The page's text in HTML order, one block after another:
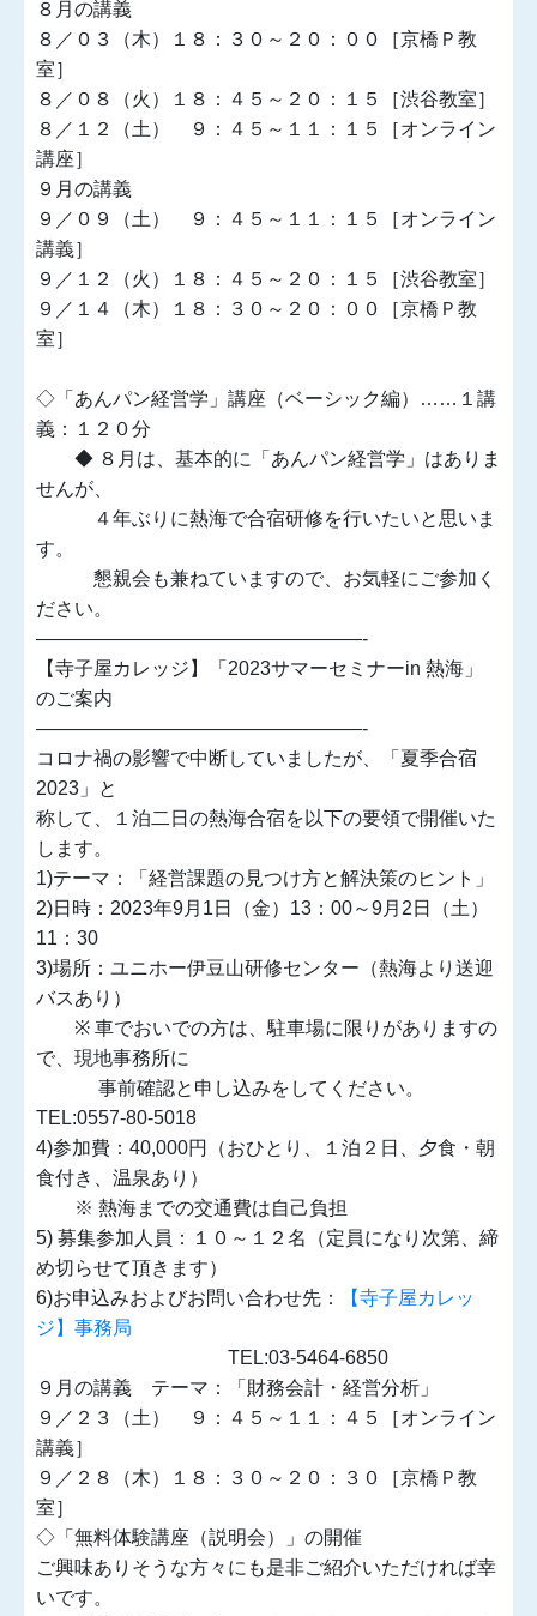
８月の講義
８／０３（木）１８：３０～２０：００［京橋Ｐ教
室］
８／０８（火）１８：４５～２０：１５［渋谷教室］
８／１２（土） ９：４５～１１：１５［オンライン
講座］
９月の講義
９／０９（土） ９：４５～１１：１５［オンライン
講義］
９／１２（火）１８：４５～２０：１５［渋谷教室］
９／１４（木）１８：３０～２０：００［京橋Ｐ教
室］
◇「あんパン経営学」講座（ベーシック編）……１講
義：１２０分
◆ ８月は、基本的に「あんパン経営学」はありま
せんが、
４年ぶりに熱海で合宿研修を行いたいと思いま
す。
懇親会も兼ねていますので、お気軽にご参加く
ださい。
—————————————————-
【寺子屋カレッジ】「2023サマーセミナーin 熱海」
のご案内
—————————————————-
コロナ禍の影響で中断していましたが、「夏季合宿
2023」と
称して、１泊二日の熱海合宿を以下の要領で開催いた
します。
1)テーマ：「経営課題の見つけ方と解決策のヒント」
2)日時：2023年9月1日（金）13：00～9月2日（土）
11：30
3)場所：ユニホー伊豆山研修センター（熱海より送迎
バスあり）
※ 車でおいでの方は、駐車場に限りがありますの
で、現地事務所に
事前確認と申し込みをしてください。
TEL:0557-80-5018
4)参加費：40,000円（おひとり、１泊２日、夕食・朝
食付き、温泉あり）
※ 熱海までの交通費は自己負担
5) 募集参加人員：１０～１２名（定員になり次第、締
め切らせて頂きます）
6)お申込みおよびお問い合わせ先：
【寺子屋カレッ
ジ】事務局
TEL:03-5464-6850
９月の講義 テーマ：「財務会計・経営分析」
９／２３（土） ９：４５～１１：４５［オンライン
講義］
９／２８（木）１８：３０～２０：３０［京橋Ｐ教
室］
◇「無料体験講座（説明会）」の開催
ご興味ありそうな方々にも是非ご紹介いただければ幸
いです。